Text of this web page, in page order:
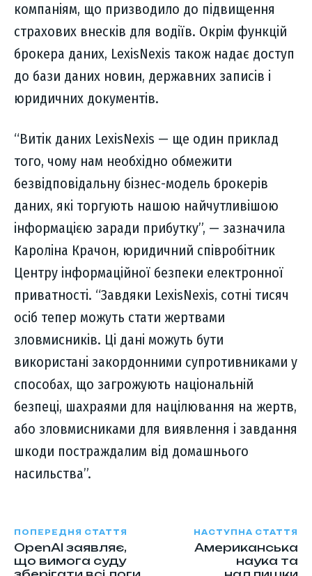
компаніям, що призводило до підвищення
страхових внесків для водіїв. Окрім функцій
брокера даних, LexisNexis також надає доступ
до бази даних новин, державних записів і
юридичних документів.
“Витік даних LexisNexis — ще один приклад
того, чому нам необхідно обмежити
безвідповідальну бізнес-модель брокерів
даних, які торгують нашою найчутливішою
інформацією заради прибутку”, — зазначила
Кароліна Крачон, юридичний співробітник
Центру інформаційної безпеки електронної
приватності. “Завдяки LexisNexis, сотні тисяч
осіб тепер можуть стати жертвами
зловмисників. Ці дані можуть бути
використані закордонними супротивниками у
способах, що загрожують національній
безпеці, шахраями для націлювання на жертв,
або зловмисниками для виявлення і завдання
шкоди постраждалим від домашнього
насильства”.
ПОПЕРЕДНЯ СТАТТЯ
OpenAI заявляє,
що вимога суду
НАСТУПНА СТАТТЯ
Американська
наука та